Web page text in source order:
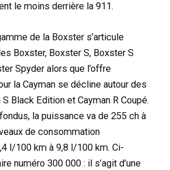
le moins derrière la 911.
de la Boxster s’articule
Boxster, Boxster S, Boxster S
Spyder alors que l’offre
la Cayman se décline autour des
S Black Edition et Cayman R Coupé.
la puissance va de 255 ch à
de consommation
l/100 km à 9,8 l/100 km. Ci-
numéro 300 000 : il s’agit d’une